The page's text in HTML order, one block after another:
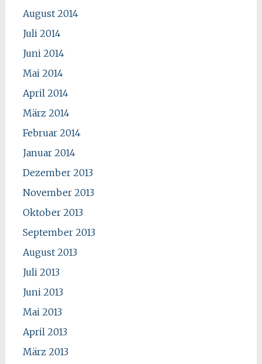
August 2014
Juli 2014
Juni 2014
Mai 2014
April 2014
März 2014
Februar 2014
Januar 2014
Dezember 2013
November 2013
Oktober 2013
September 2013
August 2013
Juli 2013
Juni 2013
Mai 2013
April 2013
März 2013